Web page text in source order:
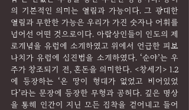
의 기본적인 의미는 열림과 가능이다. 그 광대한
열림과 무한한 가능은 우리가 가진 숫자나 어휘를
넘어선 어떤 것으로이다. 아랍상인들이 인도의 제
로개념을 유럽에 소개하였고 위에서 언급한 피보
나치가 유럽에 십진법을 소개하였다. ‘순야’는 우
주가 창조되기 전, 혼돈을 의미한다. <창세기> 1.2
에 등장하는 ‘온 땅이 형태가 없었고 비어있었
다’라는 문장에 등장한 무형과 공허다. 깊은 명상
을 통해 인간이 지닌 모든 집착을 걷어내고 들어